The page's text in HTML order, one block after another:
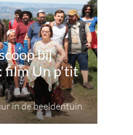
bij
film Un p'tit
in de beeldentuin